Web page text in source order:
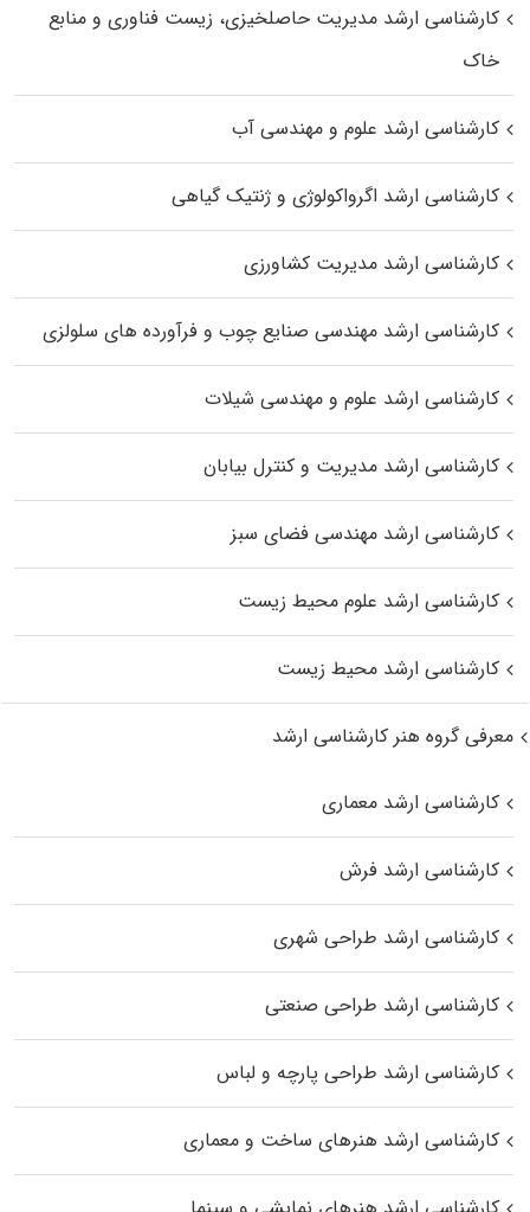
کارشناسی ارشد مدیریت حاصلخیزی، زیست فناوری و منابع
خاک
کارشناسی ارشد علوم و مهندسی آب
کارشناسی ارشد اگرواکولوژی و ژنتیک گیاهی
کارشناسی ارشد مدیریت کشاورزی
کارشناسی ارشد مهندسی صنایع چوب و فرآورده‌ های سلولزی
کارشناسی ارشد علوم و مهندسی شیلات
کارشناسی ارشد مدیریت و کنترل بیابان
کارشناسی ارشد مهندسی فضای سبز
کارشناسی ارشد علوم محیط‌ زیست
کارشناسی ارشد محیط زیست
معرفی گروه هنر کارشناسی ارشد
کارشناسی ارشد معماری
کارشناسی ارشد فرش
کارشناسی ارشد طراحی شهری
کارشناسی ارشد طراحی صنعتی
کارشناسی ارشد طراحی پارچه و لباس
کارشناسی ارشد هنرهای ساخت و معماری